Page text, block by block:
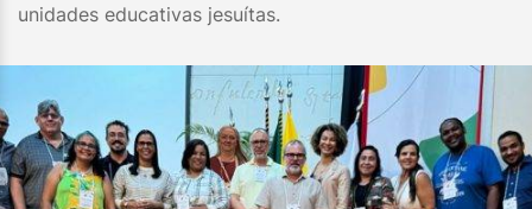
unidades educativas jesuítas.